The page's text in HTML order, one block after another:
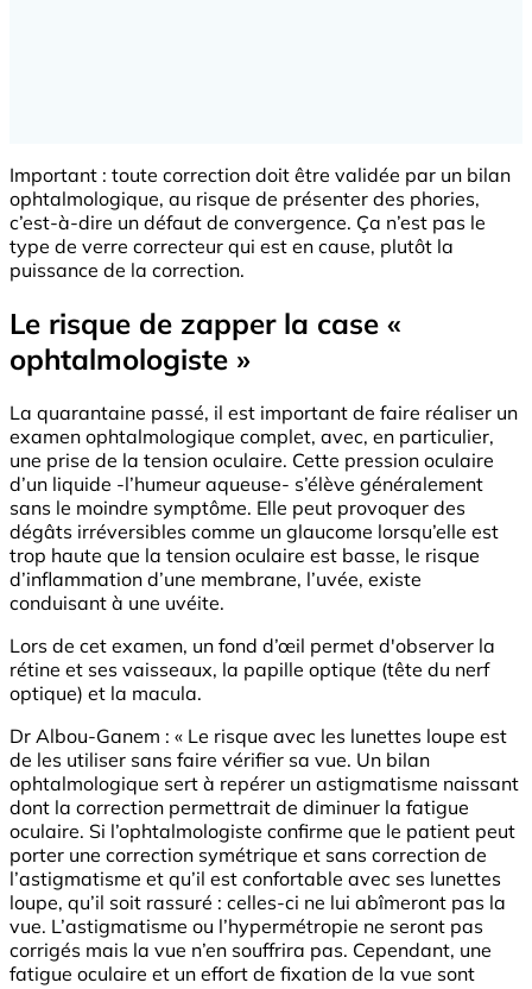
Important : toute correction doit être validée par un bilan
ophtalmologique, au risque de présenter des phories,
c’est-à-dire un défaut de convergence. Ça n’est pas le
type de verre correcteur qui est en cause, plutôt la
puissance de la correction.
Le risque de zapper la case «
ophtalmologiste »
La quarantaine passé, il est important de faire réaliser un
examen ophtalmologique complet, avec, en particulier,
une prise de la tension oculaire. Cette pression oculaire
d’un liquide -l’humeur aqueuse- s’élève généralement
sans le moindre symptôme. Elle peut provoquer des
dégâts irréversibles comme un glaucome lorsqu’elle est
trop haute que la tension oculaire est basse, le risque
d’inflammation d’une membrane, l’uvée, existe
conduisant à une uvéite.
Lors de cet examen, un fond d’œil permet d'observer la
rétine et ses vaisseaux, la papille optique (tête du nerf
optique) et la macula.
Dr Albou-Ganem : « Le risque avec les lunettes loupe est
de les utiliser sans faire vérifier sa vue. Un bilan
ophtalmologique sert à repérer un astigmatisme naissant
dont la correction permettrait de diminuer la fatigue
oculaire. Si l’ophtalmologiste confirme que le patient peut
porter une correction symétrique et sans correction de
l’astigmatisme et qu’il est confortable avec ses lunettes
loupe, qu’il soit rassuré : celles-ci ne lui abîmeront pas la
vue. L’astigmatisme ou l’hypermétropie ne seront pas
corrigés mais la vue n’en souffrira pas. Cependant, une
fatigue oculaire et un effort de fixation de la vue sont